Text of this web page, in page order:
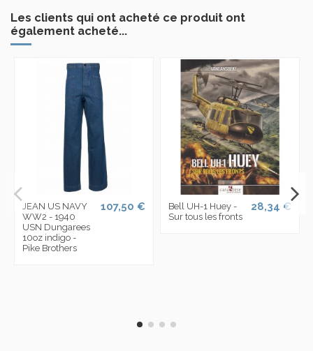
Les clients qui ont acheté ce produit ont
également acheté...
JEAN US NAVY
WW2 - 1940
USN Dungarees
10oz indigo -
Pike Brothers
107,50 €
Bell UH-1 Huey -
Sur tous les fronts
28,34 €